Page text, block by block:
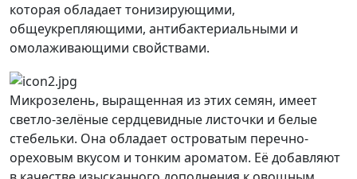
которая обладает тонизирующими,
общеукрепляющими, антибактериальными и
омолаживающими свойствами.
Микрозелень, выращенная из этих семян, имеет
светло-зелёные сердцевидные листочки и белые
стебельки. Она обладает островатым перечно-
ореховым вкусом и тонким ароматом. Её добавляют